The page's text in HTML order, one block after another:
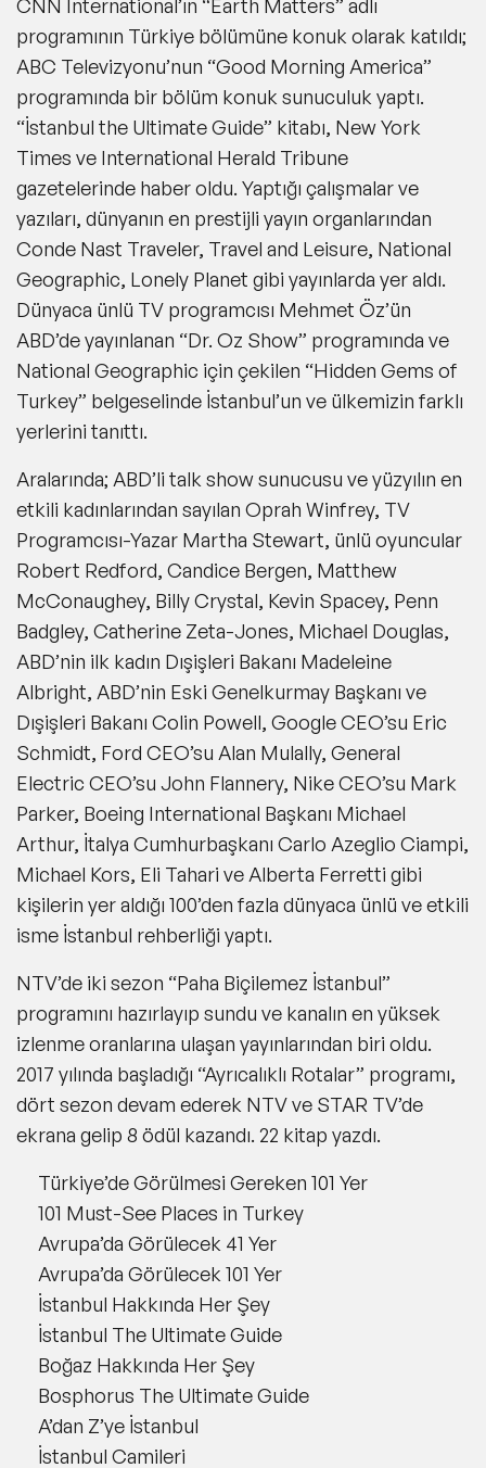
CNN International’ın “Earth Matters” adlı
programının Türkiye bölümüne konuk olarak katıldı;
ABC Televizyonu’nun “Good Morning America”
programında bir bölüm konuk sunuculuk yaptı.
“İstanbul the Ultimate Guide” kitabı, New York
Times ve International Herald Tribune
gazetelerinde haber oldu. Yaptığı çalışmalar ve
yazıları, dünyanın en prestijli yayın organlarından
Conde Nast Traveler, Travel and Leisure, National
Geographic, Lonely Planet gibi yayınlarda yer aldı.
Dünyaca ünlü TV programcısı Mehmet Öz’ün
ABD’de yayınlanan “Dr. Oz Show” programında ve
National Geographic için çekilen “Hidden Gems of
Turkey” belgeselinde İstanbul’un ve ülkemizin farklı
yerlerini tanıttı.
Aralarında; ABD’li talk show sunucusu ve yüzyılın en
etkili kadınlarından sayılan Oprah Winfrey, TV
Programcısı-Yazar Martha Stewart, ünlü oyuncular
Robert Redford, Candice Bergen, Matthew
McConaughey, Billy Crystal, Kevin Spacey, Penn
Badgley, Catherine Zeta-Jones, Michael Douglas,
ABD’nin ilk kadın Dışişleri Bakanı Madeleine
Albright, ABD’nin Eski Genelkurmay Başkanı ve
Dışişleri Bakanı Colin Powell, Google CEO’su Eric
Schmidt, Ford CEO’su Alan Mulally, General
Electric CEO’su John Flannery, Nike CEO’su Mark
Parker, Boeing International Başkanı Michael
Arthur, İtalya Cumhurbaşkanı Carlo Azeglio Ciampi,
Michael Kors, Eli Tahari ve Alberta Ferretti gibi
kişilerin yer aldığı 100’den fazla dünyaca ünlü ve etkili
isme İstanbul rehberliği yaptı.
NTV’de iki sezon “Paha Biçilemez İstanbul”
programını hazırlayıp sundu ve kanalın en yüksek
izlenme oranlarına ulaşan yayınlarından biri oldu.
2017 yılında başladığı “Ayrıcalıklı Rotalar” programı,
dört sezon devam ederek NTV ve STAR TV’de
ekrana gelip 8 ödül kazandı. 22 kitap yazdı.
Türkiye’de Görülmesi Gereken 101 Yer
101 Must-See Places in Turkey
Avrupa’da Görülecek 41 Yer
Avrupa’da Görülecek 101 Yer
İstanbul Hakkında Her Şey
İstanbul The Ultimate Guide
Boğaz Hakkında Her Şey
Bosphorus The Ultimate Guide
A’dan Z’ye İstanbul
İstanbul Camileri